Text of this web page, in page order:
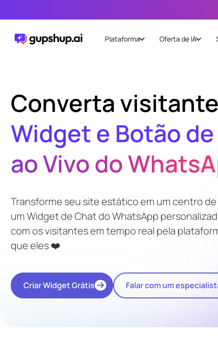
Plataforma Oferta de IA
Converta
Widget e Botão
ao Vivo do
Transforme seu site estático em um centro
um Widget de Chat do WhatsApp
com os visitantes em tempo real pela
que eles ❤️
Criar Widget Grátis Falar com um